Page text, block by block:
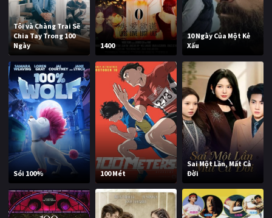
Tôi và Chàng Trai Sẽ
Chia Tay Trong 100
Ngày
1400
10 Ngày Của Một Kẻ
Xấu
Sói 100% 100 Mét
Sai Một Lần, Mất Cả
Đời